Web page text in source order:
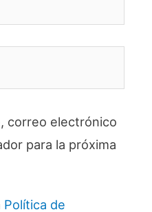
correo electrónico
para la próxima
Política de